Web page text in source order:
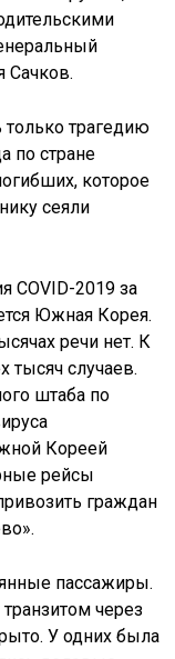
Сачков.
трагедию
по стране
которое
сеяли
COVID-2019 за
Южная Корея.
речи нет. К
тысяч случаев.
штаба по
Кореей
рейсы
граждан
пассажиры.
через
У одних была